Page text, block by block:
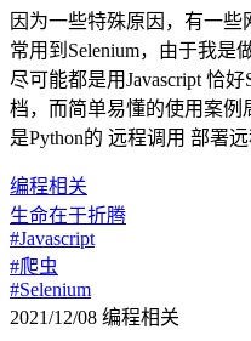
因为一些特殊原因，有一
常用到Selenium，由于我是
尽可能都是用Javascript 恰
档，而简单易懂的使用案
是Python的 远程调用 部署
编程相关
生命在于折腾
#Javascript
#爬虫
#Selenium
2021/12/08 编程相关